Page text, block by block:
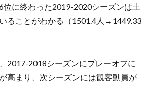
位に終わった2019-2020シーズンは土
ることがわかる（1501.4人→1449.33
2017-2018シーズンにプレーオフに
高まり、次シーズンには観客動員が